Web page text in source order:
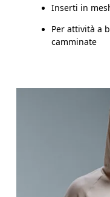
Inserti in
Per attività a
camminate